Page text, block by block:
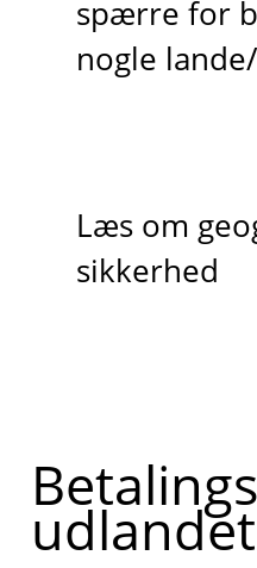
spærre for
nogle
Læs om
sikkerhed
udlandet